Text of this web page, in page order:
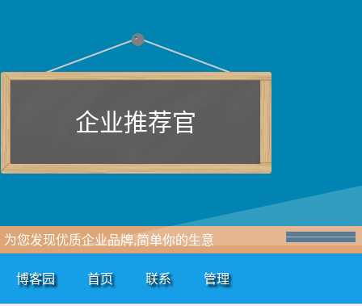
企业推荐官
为您发现优质企业品牌,简单你的生意
博客园 首页 联系 管理